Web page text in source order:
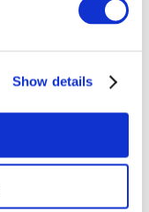
Show details